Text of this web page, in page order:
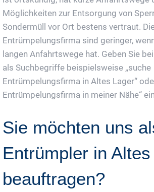
Möglichkeiten zur Entsorgung von
Sondermüll vor Ort bestens vertraut.
Entrümpelungsfirma sind geringer,
langen Anfahrtswege hat. Geben Sie
als Suchbegriffe beispielsweise „suche
Entrümpelungsfirma in Altes Lager“
Entrümpelungsfirma in meiner Nähe“
Sie möchten uns
Entrümpler in
beauftragen?